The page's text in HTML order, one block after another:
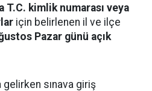
T.C. kimlik numarası veya
için belirlenen il ve ilçe
Pazar günü açık
gelirken sınava giriş